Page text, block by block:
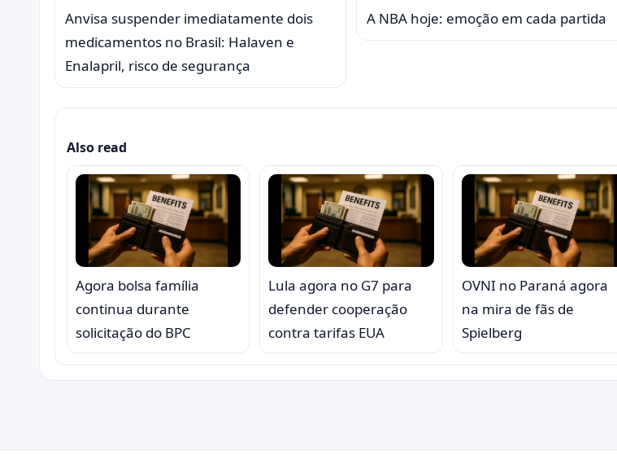
Anvisa suspender imediatamente dois
medicamentos no Brasil: Halaven e
Enalapril, risco de segurança
A NBA hoje: emoção em cada partida
Also read
Agora bolsa família
continua durante
solicitação do BPC
Lula agora no G7 para
defender cooperação
contra tarifas EUA
OVNI no Paraná agora
na mira de fãs de
Spielberg